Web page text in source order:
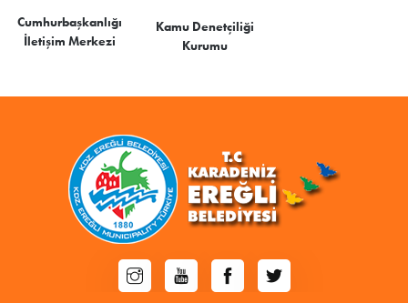
Cumhurbaşkanlığı
İletişim Merkezi
Kamu Denetçiliği
Kurumu